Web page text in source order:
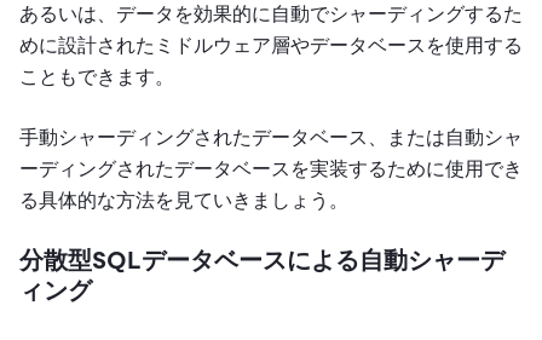
あるいは、データを効果的に自動でシャーディングするた
めに設計されたミドルウェア層やデータベースを使用する
こともできます。
手動シャーディングされたデータベース、または自動シャ
ーディングされたデータベースを実装するために使用でき
る具体的な方法を見ていきましょう。
分散型SQLデータベースによる自動シャーデ
ィング